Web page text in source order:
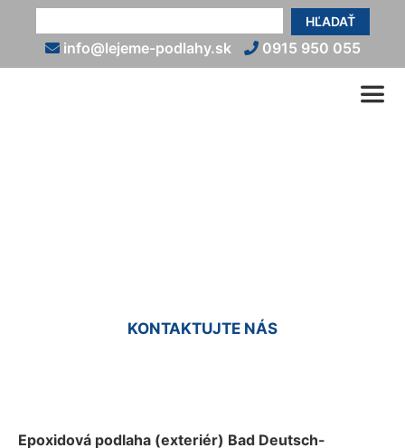
HĽADAŤ
info@lejeme-podlahy.sk 0915 950 055
KONTAKTUJTE NÁS
Epoxidová podlaha (exteriér) Bad Deutsch-